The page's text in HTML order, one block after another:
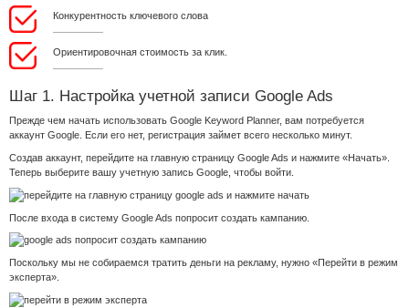
Конкурентность ключевого слова
Ориентировочная стоимость за клик.
Шаг 1. Настройка учетной записи Google Ads
Прежде чем начать использовать Google Keyword Planner, вам потребуется
аккаунт Google. Если его нет, регистрация займет всего несколько минут.
Создав аккаунт, перейдите на главную страницу Google Ads и нажмите «Начать».
Теперь выберите вашу учетную запись Google, чтобы войти.
После входа в систему Google Ads попросит создать кампанию.
Поскольку мы не собираемся тратить деньги на рекламу, нужно «Перейти в режим
эксперта».